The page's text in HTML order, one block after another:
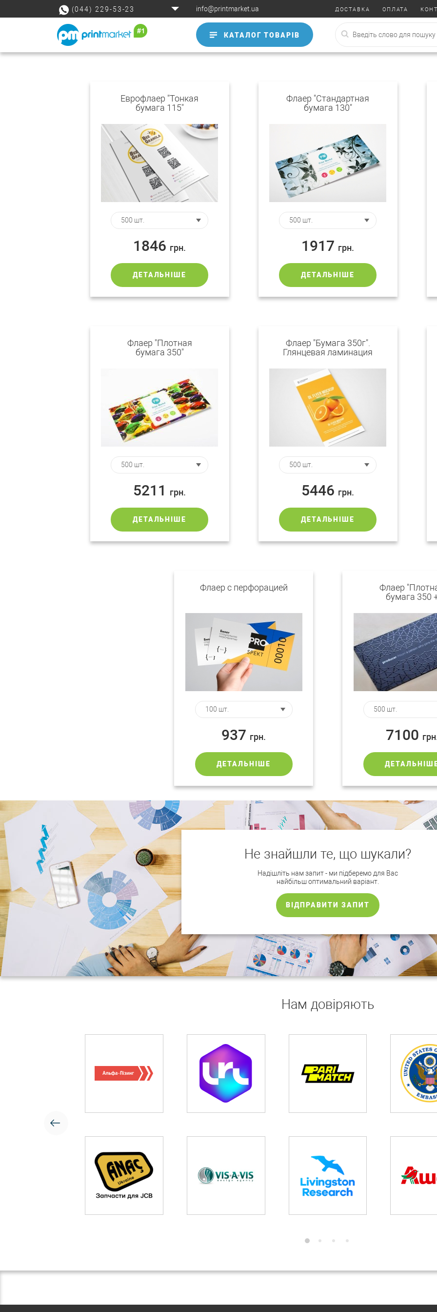
(044) 229-53-23 info@printmarket.ua ДОСТАВКА ОПЛАТА
КАТАЛОГ ТОВАРІВ
Еврофлаер "Тонкая
бумага 115"
1846 грн.
ДЕТАЛЬНІШЕ
Флаер "Стандартная
бумага 130"
1917 грн.
ДЕТАЛЬНІШЕ
Флаер "Плотная
бумага 350"
5211 грн.
ДЕТАЛЬНІШЕ
Флаер "Бумага 350г".
Глянцевая ламинация
5446 грн.
ДЕТАЛЬНІШЕ
Флаер с перфорацией
937 грн.
ДЕТАЛЬНІШЕ
Флаер
бумага 350
7100
Не знайшли те, що шукали?
Надішліть нам запит - ми підберемо для Вас
найбільш оптимальний варіант.
ВІДПРАВИТИ ЗАПИТ
Нам довіряють